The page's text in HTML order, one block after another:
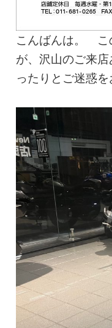
こんばんは。 こ
が、沢山のご来
ったりとご迷惑を